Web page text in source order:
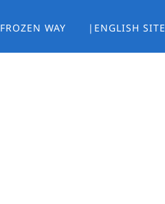
FROZEN WAY |ENGLISH SITE